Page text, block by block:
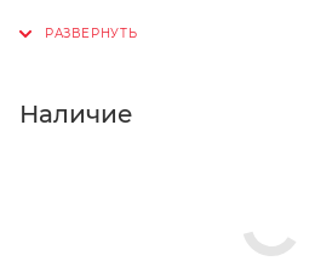
Нажмите кнопку «Оформить
Наличие